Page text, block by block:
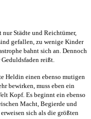
Städte und Reichtümer,
gefallen, zu wenige Kinder
bahnt sich an. Dennoch
reißt.
Heldin einen ebenso mutigen
bewirken, muss eben ein
Kopf. Es beginnt ein ebenso
Macht, Begierde und
sich als die größten